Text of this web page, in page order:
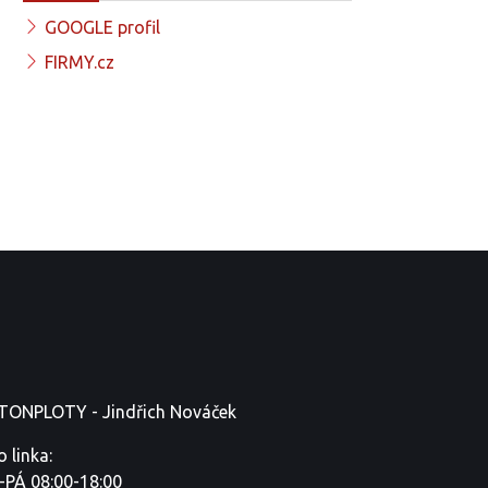
GOOGLE profil
FIRMY.cz
- Jindřich Nováček
linka:
PÁ 08:00-18:00